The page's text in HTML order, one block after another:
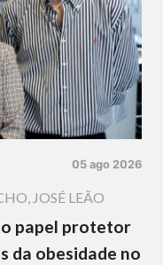
05 ago 2026
, JOSÉ LEÃO
papel protetor
da obesidade no